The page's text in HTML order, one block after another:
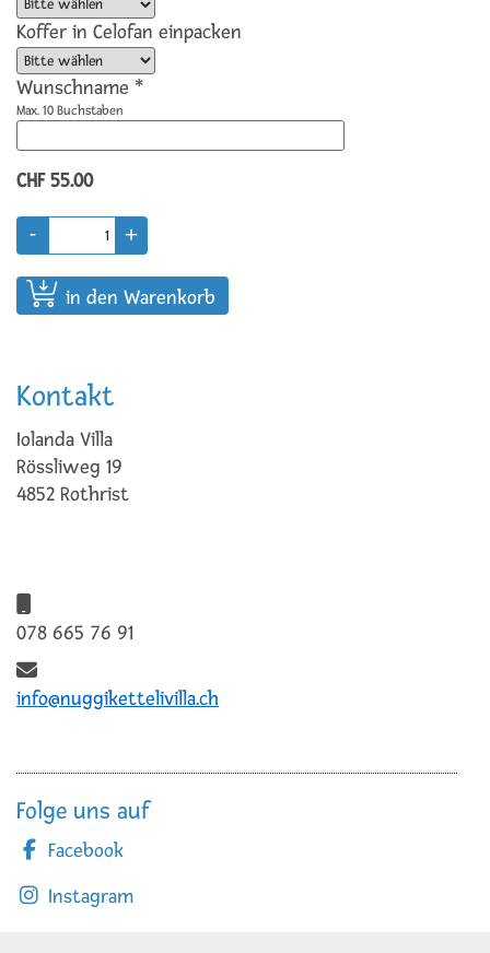
Koffer in Celofan einpacken
Wunschname *
Max. 10 Buchstaben
CHF 55.00
in den Warenkorb
Kontakt
Iolanda Villa
Rössliweg 19
4852 Rothrist
078 665 76 91
info@nuggikettelivilla.ch
Folge uns auf
Facebook
Instagram